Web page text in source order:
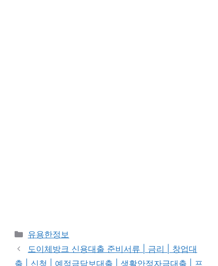
카
테
유용한정보
도이체방크 신용대출 준비서류 | 금리 | 창업대
출 | 신청 | 예적금담보대출 | 생활안정자금대출 | 프